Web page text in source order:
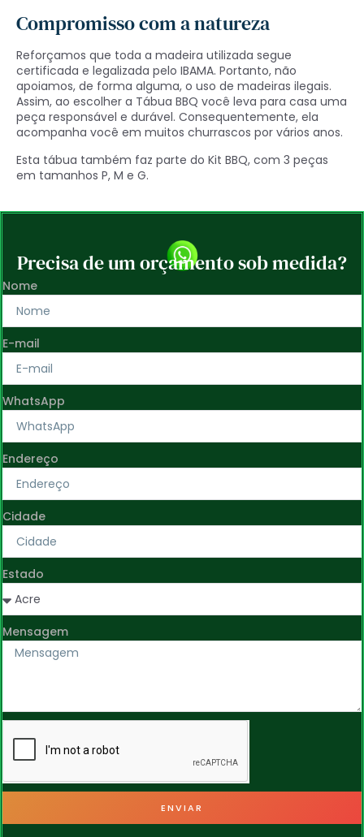
Compromisso com a natureza
Reforçamos que toda a madeira utilizada segue
certificada e legalizada pelo IBAMA. Portanto, não
apoiamos, de forma alguma, o uso de madeiras ilegais.
Assim, ao escolher a Tábua BBQ você leva para casa uma
peça responsável e durável. Consequentemente, ela
acompanha você em muitos churrascos por vários anos.
Esta tábua também faz parte do Kit BBQ, com 3 peças
em tamanhos P, M e G.
Precisa de um orçamento sob medida?
Nome
E-mail
WhatsApp
Endereço
Cidade
Estado
Mensagem
ENVIAR